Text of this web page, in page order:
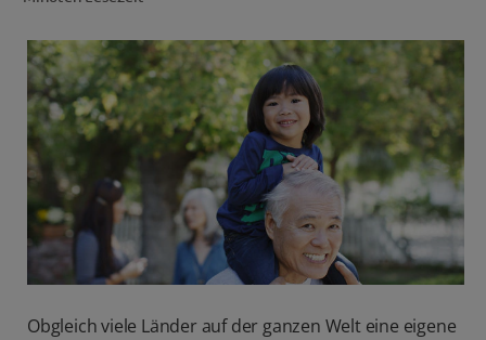
FÜR FACHKREISE
CH (DE)
Obgleich viele Länder auf der ganzen Welt eine eigene